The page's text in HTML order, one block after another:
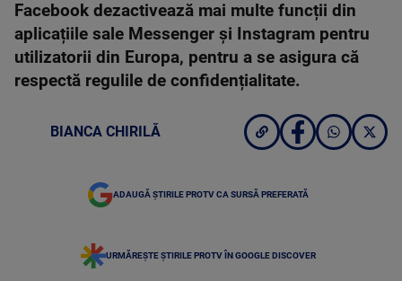
Facebook dezactivează mai multe funcții din
aplicațiile sale Messenger și Instagram pentru
utilizatorii din Europa, pentru a se asigura că
respectă regulile de confidențialitate.
BIANCA CHIRILĂ
ADAUGĂ ȘTIRILE PROTV CA SURSĂ PREFERATĂ
URMĂREȘTE ȘTIRILE PROTV ÎN GOOGLE DISCOVER